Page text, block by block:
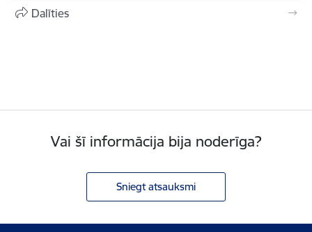
Dalīties
Vai šī informācija bija noderīga?
Sniegt atsauksmi